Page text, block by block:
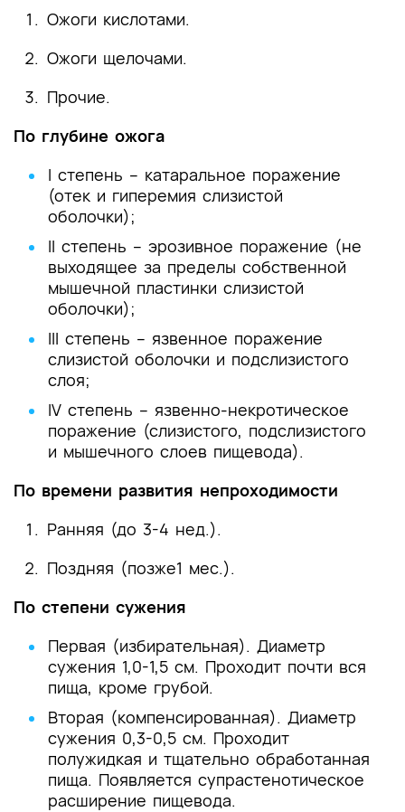
Ожоги кислотами.
Ожоги щелочами.
Прочие.
По глубине ожога
I степень – катаральное поражение
(отек и гиперемия слизистой
оболочки);
II степень – эрозивное поражение (не
выходящее за пределы собственной
мышечной пластинки слизистой
оболочки);
III степень – язвенное поражение
слизистой оболочки и подслизистого
слоя;
IV степень – язвенно-некротическое
поражение (слизистого, подслизистого
и мышечного слоев пищевода).
По времени развития непроходимости
Ранняя (до 3-4 нед.).
Поздняя (позже1 мес.).
По степени сужения
Первая (избирательная). Диаметр
сужения 1,0-1,5 см. Проходит почти вся
пища, кроме грубой.
Вторая (компенсированная). Диаметр
сужения 0,3-0,5 см. Проходит
полужидкая и тщательно обработанная
пища. Появляется супрастенотическое
расширение пищевода.